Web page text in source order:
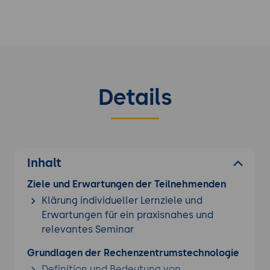
Details
Inhalt
Ziele und Erwartungen der Teilnehmenden
Klärung individueller Lernziele und
Erwartungen für ein praxisnahes und
relevantes Seminar
Grundlagen der Rechenzentrumstechnologie